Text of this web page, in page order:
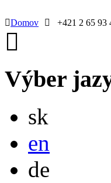
Domov +421 2 65 93
Výber
sk
en
de